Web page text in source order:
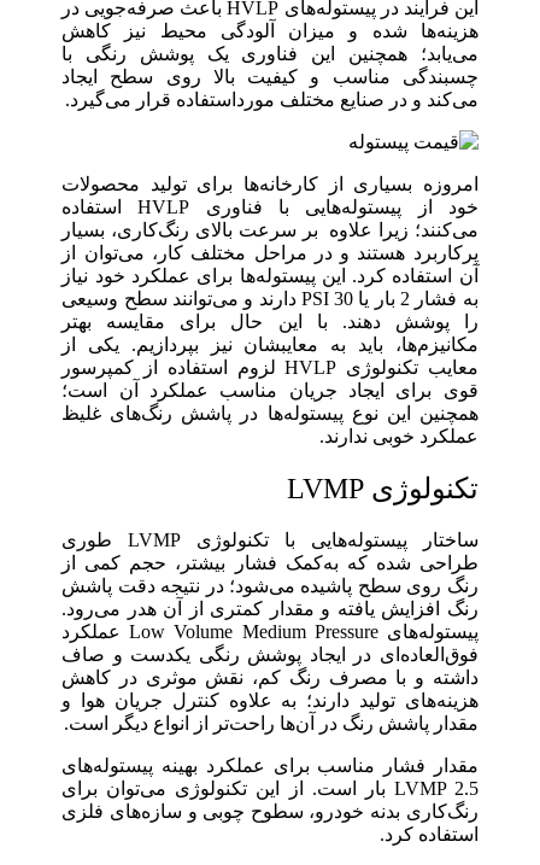
این فرایند در پیستوله‌های HVLP باعث صرفه‌جویی در
هزینه‌ها شده و میزان آلودگی محیط نیز کاهش
می‌یابد؛ همچنین این فناوری یک پوشش رنگی با
چسبندگی مناسب و کیفیت بالا روی سطح ایجاد
می‌کند و در صنایع مختلف مورداستفاده قرار می‌گیرد.
امروزه بسیاری از کارخانه‌ها برای تولید محصولات
خود از پیستوله‌هایی با فناوری HVLP استفاده
می‌کنند؛ زیرا علاوه ‌بر سرعت بالای رنگ‌کاری، بسیار
پرکاربرد هستند و در مراحل مختلف کار، می‌توان از
آن استفاده کرد. این پیستوله‌ها برای عملکرد خود نیاز
به فشار 2 بار یا 30 PSI دارند و می‌توانند سطح وسیعی
را پوشش دهند. با این حال برای مقایسه بهتر
مکانیزم‌ها، باید به معایبشان نیز بپردازیم. یکی از
معایب تکنولوژی HVLP لزوم استفاده از کمپرسور
قوی برای ایجاد جریان مناسب عملکرد آن است؛
همچنین این نوع پیستوله‌ها در پاشش رنگ‌های غلیظ
عملکرد خوبی ندارند.
تکنولوژی LVMP
ساختار پیستوله‌هایی با تکنولوژی LVMP طوری
طراحی شده که به‌کمک فشار بیشتر، حجم کمی از
رنگ روی سطح پاشیده می‌شود؛ در نتیجه دقت پاشش
رنگ افزایش یافته و مقدار کمتری از آن هدر می‌رود.
پیستوله‌های Low Volume Medium Pressure عملکرد
فوق‌العاده‌ای در ایجاد پوشش رنگی یکدست و صاف
داشته و با مصرف رنگ کم، نقش موثری در کاهش
هزینه‌های تولید دارند؛ به ‌علاوه کنترل جریان هوا و
مقدار پاشش رنگ در آن‌ها راحت‌تر از انواع دیگر است.
مقدار فشار مناسب برای عملکرد بهینه پیستوله‌های
LVMP 2.5 بار است. از این تکنولوژی می‌توان برای
رنگ‌کاری بدنه خودرو، سطوح چوبی و سازه‌های فلزی
استفاده کرد.